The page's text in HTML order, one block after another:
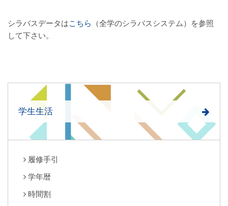
シラバスデータはこちら
（全学のシラバスシステム）を参照
して下さい。
学生生活
履修手引
学年暦
時間割